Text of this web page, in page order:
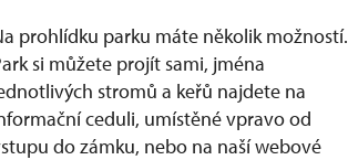
prohlídku parku máte několik možností.
si můžete projít sami, jména
stromů a keřů najdete na
ceduli, umístěné vpravo od
do zámku, nebo na naší webové